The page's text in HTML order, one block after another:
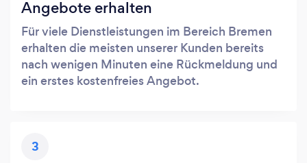
Angebote erhalten
Für viele Dienstleistungen im Bereich Bremen
erhalten die meisten unserer Kunden bereits
nach wenigen Minuten eine Rückmeldung und
ein erstes kostenfreies Angebot.
3